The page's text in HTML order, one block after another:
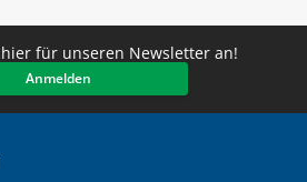
für unseren Newsletter an!
Anmelden